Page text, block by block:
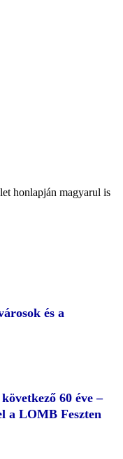
honlapján magyarul is
és a
60 éve –
a LOMB Feszten